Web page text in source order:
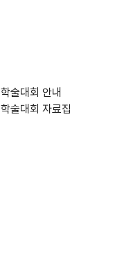
학술대회 안내
학술대회 자료집